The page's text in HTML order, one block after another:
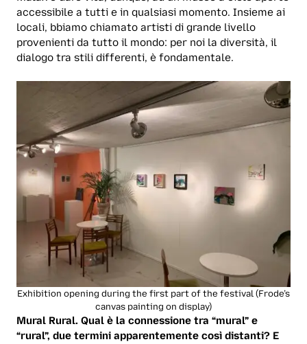
accessibile a tutti e in qualsiasi momento. Insieme ai
locali, bbiamo chiamato artisti di grande livello
provenienti da tutto il mondo: per noi la diversità, il
dialogo tra stili differenti, è fondamentale.
Exhibition opening during the first part of the festival (Frode’s
canvas painting on display)
Mural Rural. Qual è la connessione tra “mural” e
“rural”, due termini apparentemente così distanti? E